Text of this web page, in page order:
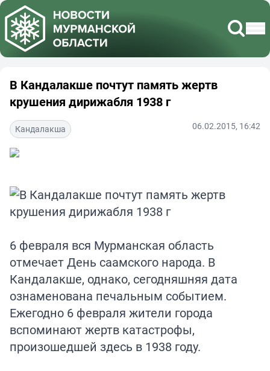
В Кандалакше почтут память жертв
крушения дирижабля 1938 г
Кандалакша 06.02.2015, 16:42
6 февраля вся Мурманская область
отмечает День саамского народа. В
Кандалакше, однако, сегодняшняя дата
ознаменована печальным событием.
Ежегодно 6 февраля жители города
вспоминают жертв катастрофы,
произошедшей здесь в 1938 году.